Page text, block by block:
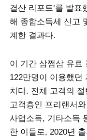
결산 리포트’를 발
해 종합소득세 신고
계한 결과다.
이 기간 삼쩜삼 유료
122만명이 이용했던
치다. 전체 고객의
고객층인 프리랜서
사업소득, 기타소득
한 이들로, 2020년